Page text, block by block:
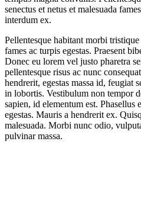
senectus et netus et malesuada
interdum ex.
Pellentesque habitant morbi tristique
fames ac turpis egestas. Praesent
Donec eu lorem vel justo pharetra
pellentesque risus ac nunc
hendrerit, egestas massa id, feugiat
in lobortis. Vestibulum non tempor
sapien, id elementum est. Phasellus
egestas. Mauris a hendrerit ex.
malesuada. Morbi nunc odio,
pulvinar massa.